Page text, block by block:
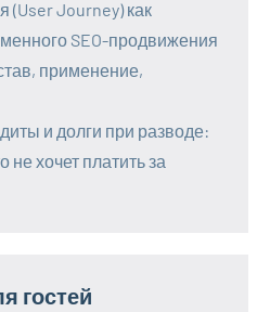
(User Journey) как
SEO-продвижения
применение,
и долги при разводе:
не хочет платить за
гостей